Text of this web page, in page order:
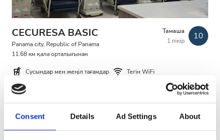
Consent Details Ad Settings About
Сусындар мен жеңіл тағамдар
Тегін WiFi
Теледидар экрандары
Тегін трансфер
Баға
CECURESA BASIC
Panama city, Republic of Panama
11.68 км қала орталығынан
Тамаша
1 пікір
10
Сусындар мен жеңіл тағамдар
Тегін WiFi
Тегін тұрақ
HD диализ €332
Брондау